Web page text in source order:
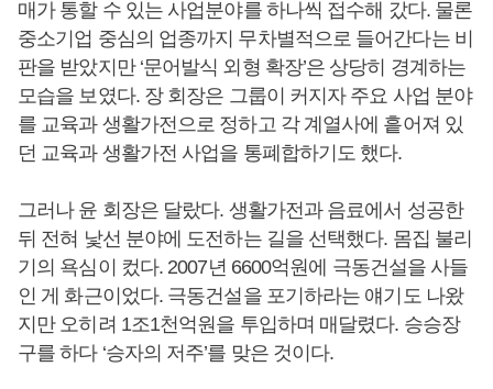
매가 통할 수 있는 사업분야를 하나씩 접수해 갔다. 물론
중소기업 중심의 업종까지 무차별적으로 들어간다는 비
판을 받았지만 ‘문어발식 외형 확장’은 상당히 경계하는
모습을 보였다. 장 회장은 그룹이 커지자 주요 사업 분야
를 교육과 생활가전으로 정하고 각 계열사에 흩어져 있
던 교육과 생활가전 사업을 통폐합하기도 했다.
그러나 윤 회장은 달랐다. 생활가전과 음료에서 성공한
뒤 전혀 낯선 분야에 도전하는 길을 선택했다. 몸집 불리
기의 욕심이 컸다. 2007년 6600억원에 극동건설을 사들
인 게 화근이었다. 극동건설을 포기하라는 얘기도 나왔
지만 오히려 1조1천억원을 투입하며 매달렸다. 승승장
구를 하다 ‘승자의 저주’를 맞은 것이다.